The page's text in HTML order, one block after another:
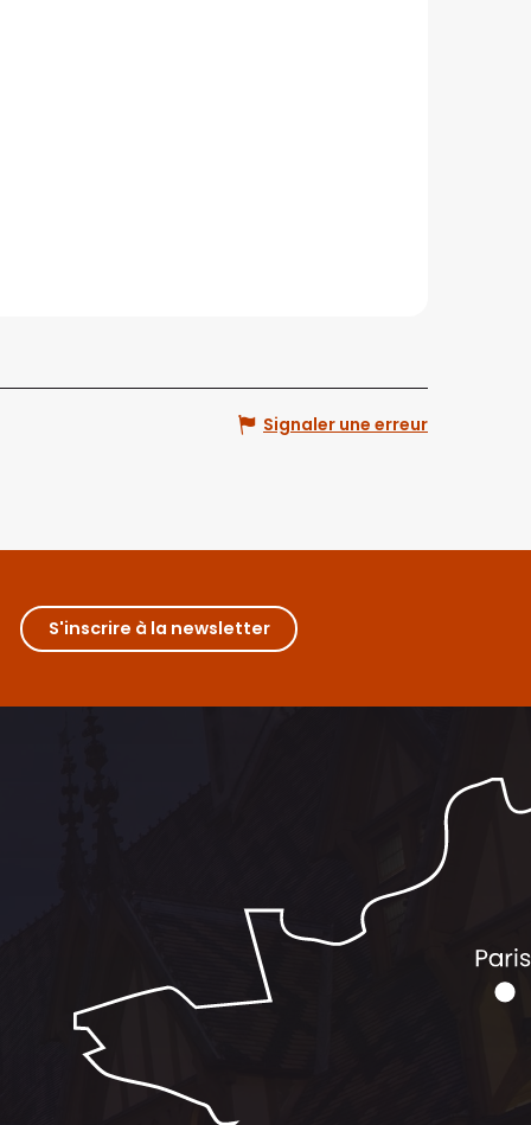
Signaler une erreur
S'inscrire à la newsletter